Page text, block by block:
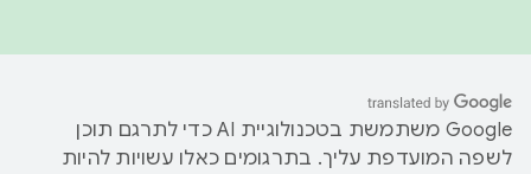
‫Google משתמשת בטכנולוגיית AI כדי לתרגם תוכן
לשפה המועדפת עליך. בתרגומים כאלו עשויות להיות